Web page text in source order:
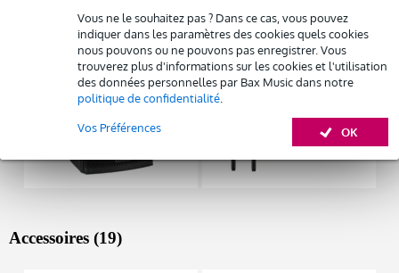
Vous ne le souhaitez pas ? Dans ce cas, vous pouvez
indiquer dans les paramètres des cookies quels cookies
nous pouvons ou ne pouvons pas enregistrer. Vous
trouverez plus d'informations sur les cookies et l'utilisation
des données personnelles par Bax Music dans notre
politique de confidentialité
OK
Vos Préférences
Accessoires (19)